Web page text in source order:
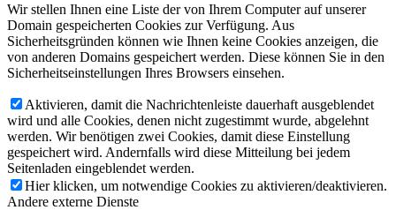
Wir stellen Ihnen eine Liste der von Ihrem Computer auf unserer
Domain gespeicherten Cookies zur Verfügung. Aus
Sicherheitsgründen können wie Ihnen keine Cookies anzeigen, die
von anderen Domains gespeichert werden. Diese können Sie in den
Sicherheitseinstellungen Ihres Browsers einsehen.
Aktivieren, damit die Nachrichtenleiste dauerhaft ausgeblendet
wird und alle Cookies, denen nicht zugestimmt wurde, abgelehnt
werden. Wir benötigen zwei Cookies, damit diese Einstellung
gespeichert wird. Andernfalls wird diese Mitteilung bei jedem
Seitenladen eingeblendet werden.
Hier klicken, um notwendige Cookies zu aktivieren/deaktivieren.
Andere externe Dienste